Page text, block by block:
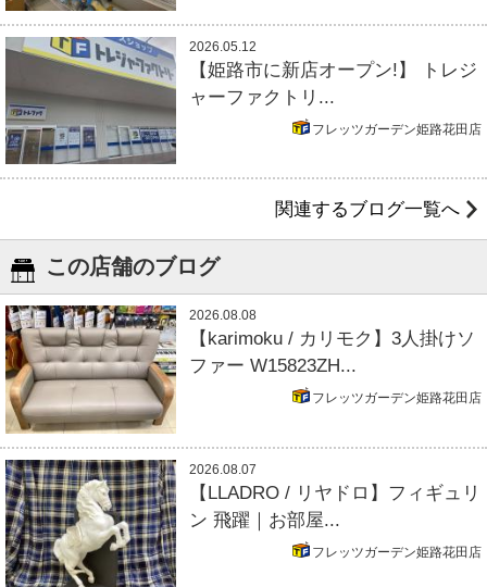
2026.05.12
【姫路市に新店オープン!】 トレジ
ャーファクトリ...
フレッツガーデン姫路花田店
関連するブログ一覧へ
この店舗のブログ
2026.08.08
【karimoku / カリモク】3人掛けソ
ファー W15823ZH...
フレッツガーデン姫路花田店
2026.08.07
【LLADRO / リヤドロ】フィギュリ
ン 飛躍｜お部屋...
フレッツガーデン姫路花田店